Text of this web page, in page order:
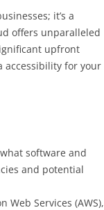
it’s a
offers unparalleled
upfront
accessibility for your
software and
and potential
Web Services (AWS),